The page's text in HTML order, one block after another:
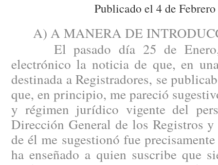
Publicado el 4 de
A) A MANERA DE
El pasado día 25 de Enero,
electrónico la noticia de que, en
destinada a Registradores, se
que, en principio, me pareció
y régimen jurídico vigente del
Dirección General de los Registros
de él me sugestionó fue
ha enseñado a quien suscribe que